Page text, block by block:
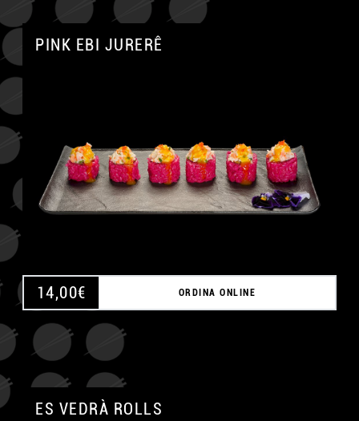
PINK EBI JURERÊ
14,00€ ORDINA ONLINE
ES VEDRÀ ROLLS